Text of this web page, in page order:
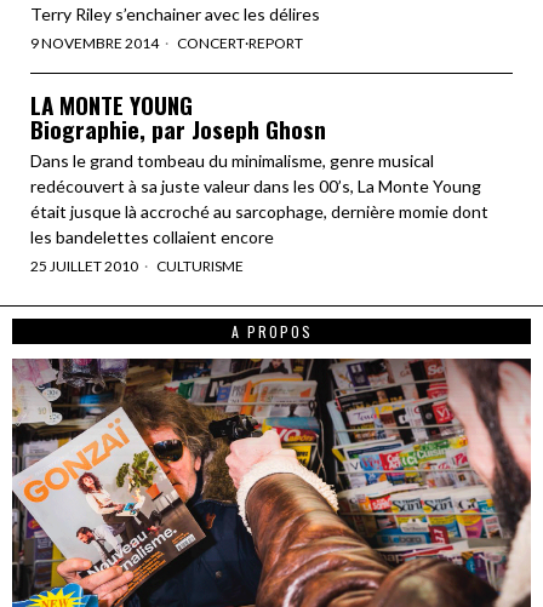
Terry Riley s’enchainer avec les délires
9 NOVEMBRE 2014 CONCERT·REPORT
LA MONTE YOUNG
Biographie, par Joseph Ghosn
Dans le grand tombeau du minimalisme, genre musical
redécouvert à sa juste valeur dans les 00’s, La Monte Young
était jusque là accroché au sarcophage, dernière momie dont
les bandelettes collaient encore
25 JUILLET 2010 CULTURISME
A PROPOS